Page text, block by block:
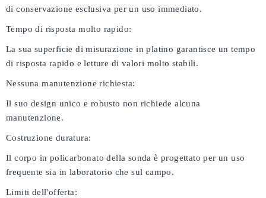
di conservazione esclusiva per un uso immediato.
Tempo di risposta molto rapido:
La sua superficie di misurazione in platino garantisce un tempo
di risposta rapido e letture di valori molto stabili.
Nessuna manutenzione richiesta:
Il suo design unico e robusto non richiede alcuna
manutenzione.
Costruzione duratura:
Il corpo in policarbonato della sonda è progettato per un uso
frequente sia in laboratorio che sul campo.
Limiti dell'offerta: